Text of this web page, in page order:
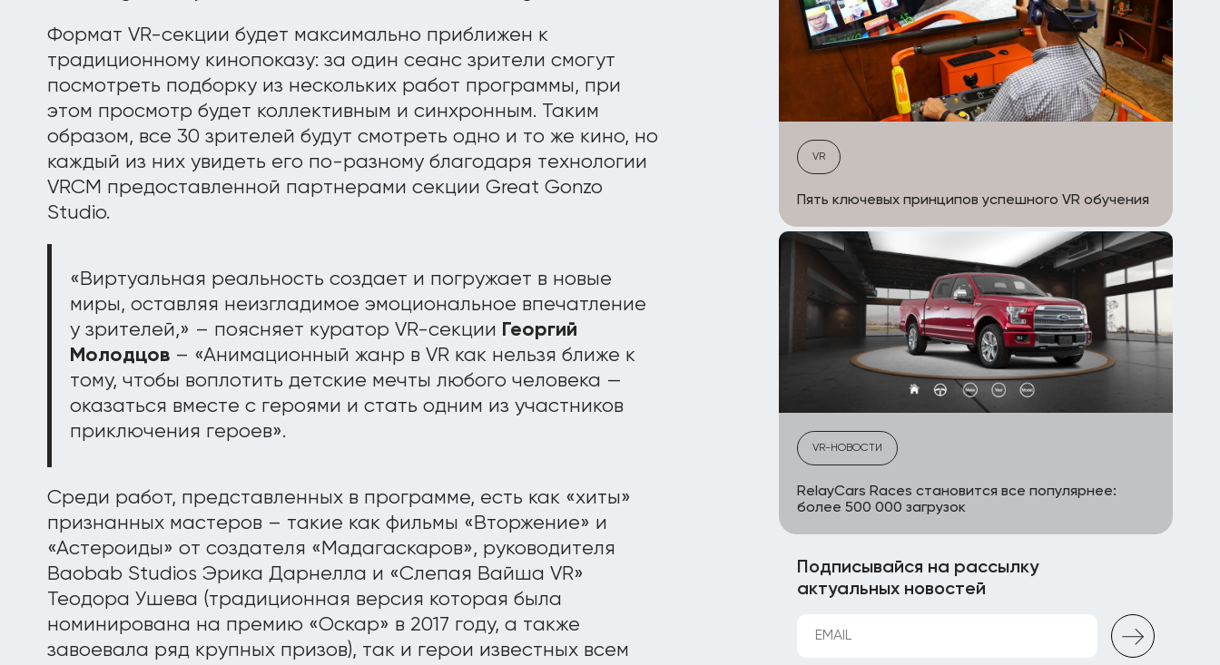
Формат VR-секции будет максимально приближен к
традиционному кинопоказу: за один сеанс зрители смогут
посмотреть подборку из нескольких работ программы, при
этом просмотр будет коллективным и синхронным. Таким
образом, все 30 зрителей будут смотреть одно и то же кино, но
каждый из них увидеть его по-разному благодаря технологии
VRCM предоставленной партнерами секции Great Gonzo
Studio.
«Виртуальная реальность создает и погружает в новые
миры, оставляя неизгладимое эмоциональное впечатление
у зрителей,» – поясняет куратор VR-секции Георгий
Молодцов – «Анимационный жанр в VR как нельзя ближе к
тому, чтобы воплотить детские мечты любого человека —
оказаться вместе с героями и стать одним из участников
приключения героев».
Среди работ, представленных в программе, есть как «хиты»
признанных мастеров – такие как фильмы «Вторжение» и
«Астероиды» от создателя «Мадагаскаров», руководителя
Baobab Studios Эрика Дарнелла и «Слепая Вайша VR»
Теодора Ушева (традиционная версия которая была
номинирована на премию «Оскар» в 2017 году, а также
завоевала ряд крупных призов), так и герои известных всем
VR
Пять ключевых принципов успешного VR обучения
VR-НОВОСТИ
RelayCars Races становится все популярнее:
более 500 000 загрузок
Подписывайся на рассылку
актуальных новостей